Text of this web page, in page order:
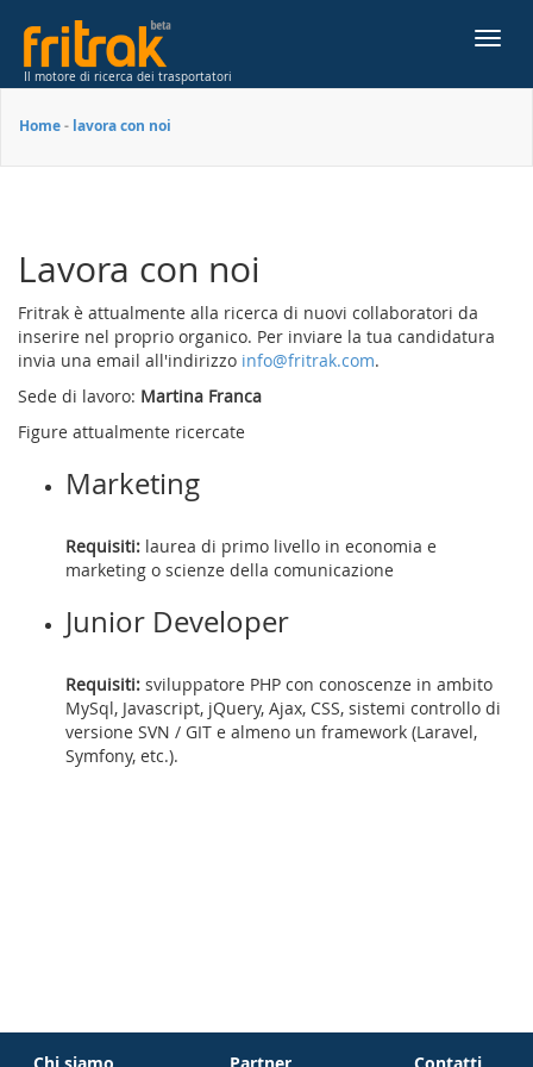
Il motore di ricerca dei trasportatori
Home- lavora con noi
Lavora con noi
Fritrak è attualmente alla ricerca di nuovi collaboratori da
inserire nel proprio organico. Per inviare la tua candidatura
invia una email all'indirizzo info@fritrak.com.
Sede di lavoro: Martina Franca
Figure attualmente ricercate
Marketing
Requisiti: laurea di primo livello in economia e
marketing o scienze della comunicazione
Junior Developer
Requisiti: sviluppatore PHP con conoscenze in ambito
MySql, Javascript, jQuery, Ajax, CSS, sistemi controllo di
versione SVN / GIT e almeno un framework (Laravel,
Symfony, etc.).